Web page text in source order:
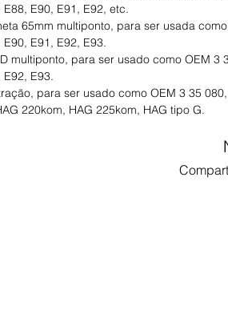
E88, E90, E91, E92, etc.
65mm multiponto, para ser usada
E90, E91, E92, E93.
multiponto, para ser usado como OEM 3
E92, E93.
para ser usado como OEM 3 35
220kom, HAG 225kom, HAG tipo G.